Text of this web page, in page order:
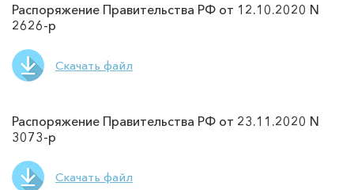
Распоряжение Правительства РФ от 12.10.2020 N
2626-р
Скачать файл
Распоряжение Правительства РФ от 23.11.2020 N
3073-р
Скачать файл